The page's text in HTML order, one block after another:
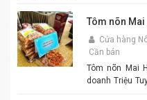
Tôm nõn
Cửa hàng
Cần bán
Tôm nõn Mai
doanh Triệu